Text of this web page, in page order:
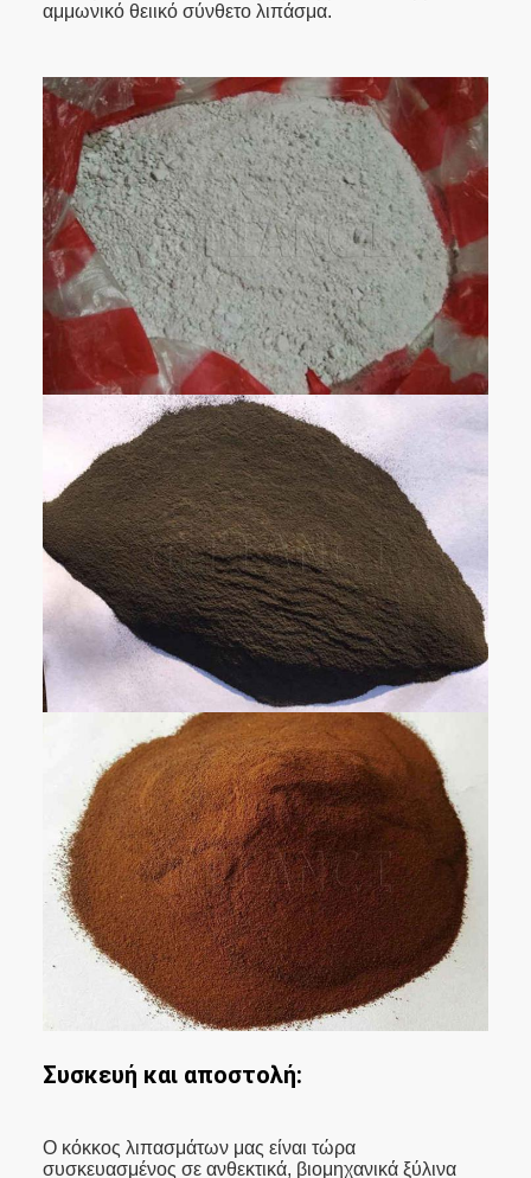
αμμωνικό θειικό σύνθετο λιπάσμα.
Συσκευή και αποστολή:
Ο κόκκος λιπασμάτων μας είναι τώρα
συσκευασμένος σε ανθεκτικά, βιομηχανικά ξύλινα